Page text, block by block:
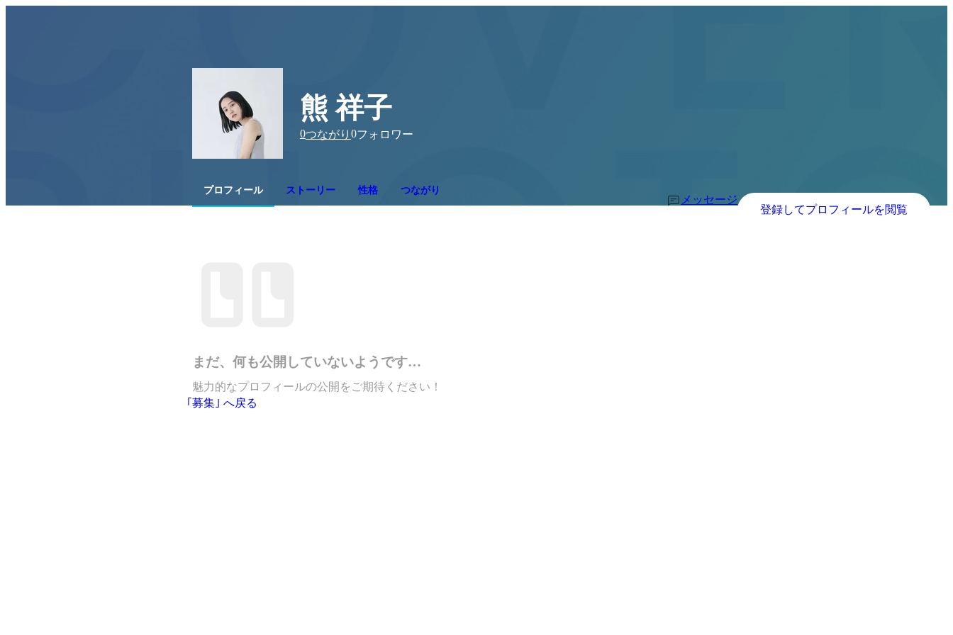
熊 祥子
0つながり 0フォロワー
プロフィール ストーリー 性格 つながり
メッセージ
登録してプロフィールを閲覧
まだ、何も公開していないようです…
魅力的なプロフィールの公開をご期待ください！
｢募集｣ へ戻る